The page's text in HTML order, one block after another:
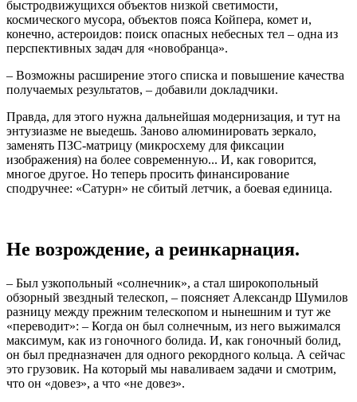
быстродвижущихся объектов низкой светимости,
космического мусора, объектов пояса Койпера, комет и,
конечно, астероидов: поиск опасных небесных тел – одна из
перспективных задач для «новобранца».
– Возможны расширение этого списка и повышение качества
получаемых результатов, – добавили докладчики.
Правда, для этого нужна дальнейшая модернизация, и тут на
энтузиазме не выедешь. Заново алюминировать зеркало,
заменять ПЗС-матрицу (микросхему для фиксации
изображения) на более современную... И, как говорится,
многое другое. Но теперь просить финансирование
сподручнее: «Сатурн» не сбитый летчик, а боевая единица.
Не возрождение, а реинкарнация.
– Был узкопольный «солнечник», а стал широкопольный
обзорный звездный телескоп, – поясняет Александр Шумилов
разницу между прежним телескопом и нынешним и тут же
«переводит»: – Когда он был солнечным, из него выжимался
максимум, как из гоночного болида. И, как гоночный болид,
он был предназначен для одного рекордного кольца. А сейчас
это грузовик. На который мы наваливаем задачи и смотрим,
что он «довез», а что «не довез».